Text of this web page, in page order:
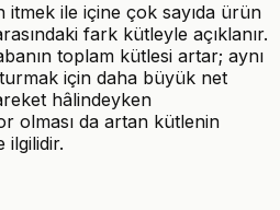
itmek ile içine çok sayıda ürün
fark kütleyle açıklanır.
toplam kütlesi artar; aynı
için daha büyük net
hâlindeyken
olması da artan kütlenin
ilgilidir.